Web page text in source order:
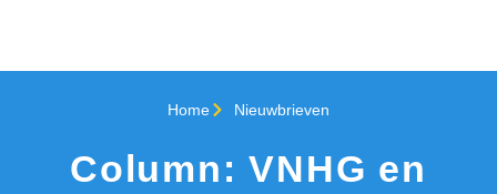
Home Nieuwbrieven
Column: VNHG en